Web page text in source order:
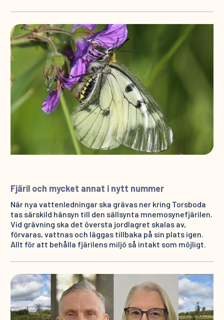
Fjäril och mycket annat i nytt nummer
När nya vattenledningar ska grävas ner kring Torsboda
tas särskild hänsyn till den sällsynta mnemosynefjärilen.
Vid grävning ska det översta jordlagret skalas av,
förvaras, vattnas och läggas tillbaka på sin plats igen.
Allt för att behålla fjärilens miljö så intakt som möjligt.